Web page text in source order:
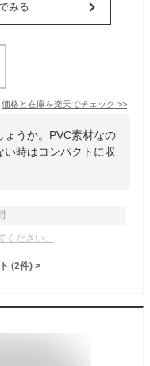
みる
価格と在庫を楽天でチェック >>
ょうか。PVC素材なの
時はコンパクトに収
ださい。
(2件) >